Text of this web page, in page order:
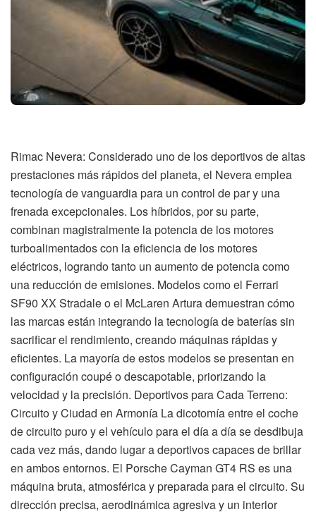
Rimac Nevera: Considerado uno de los deportivos de altas
prestaciones más rápidos del planeta, el Nevera emplea
tecnología de vanguardia para un control de par y una
frenada excepcionales. Los híbridos, por su parte,
combinan magistralmente la potencia de los motores
turboalimentados con la eficiencia de los motores
eléctricos, logrando tanto un aumento de potencia como
una reducción de emisiones. Modelos como el Ferrari
SF90 XX Stradale o el McLaren Artura demuestran cómo
las marcas están integrando la tecnología de baterías sin
sacrificar el rendimiento, creando máquinas rápidas y
eficientes. La mayoría de estos modelos se presentan en
configuración coupé o descapotable, priorizando la
velocidad y la precisión. Deportivos para Cada Terreno:
Circuito y Ciudad en Armonía La dicotomía entre el coche
de circuito puro y el vehículo para el día a día se desdibuja
cada vez más, dando lugar a deportivos capaces de brillar
en ambos entornos. El Porsche Cayman GT4 RS es una
máquina bruta, atmosférica y preparada para el circuito. Su
dirección precisa, aerodinámica agresiva y un interior